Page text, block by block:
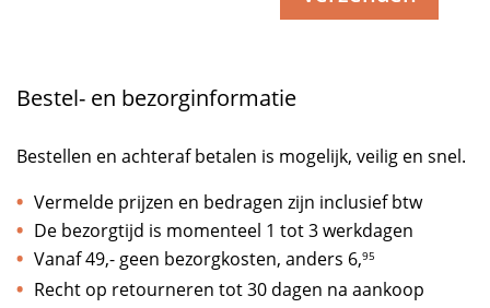
Bestel- en bezorginformatie
Bestellen en achteraf betalen is mogelijk, veilig en snel.
Vermelde prijzen en bedragen zijn inclusief btw
De bezorgtijd is momenteel 1 tot 3 werkdagen
Vanaf 49,- geen bezorgkosten, anders 6,95
Recht op retourneren tot 30 dagen na aankoop